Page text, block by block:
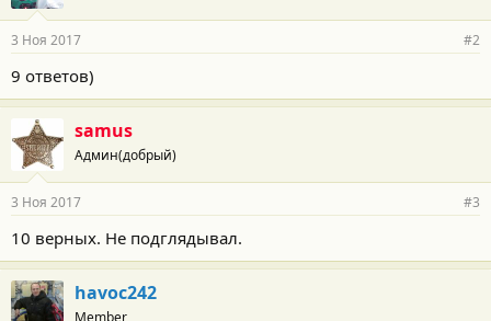
а
н
с
т
и
:
3 Ноя 2017 #2
9 ответов)
samus
Админ(добрый)
3 Ноя 2017 #3
10 верных. Не подглядывал.
havoc242
Member